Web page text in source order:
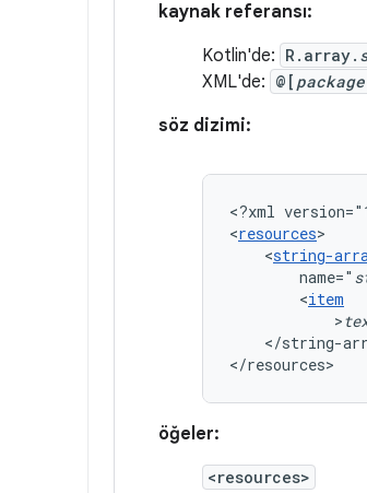
kaynak referansı:
Kotlin'de: R.array.
XML'de: @[ package
söz dizimi:
<?xml
<resources
<string-
name="
<item
>
</string-
</resources>
öğeler:
<resources>